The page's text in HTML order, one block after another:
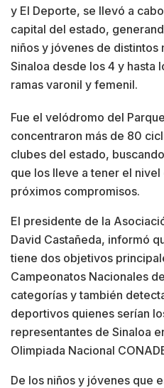
y El Deporte, se llevó a
capital del estado,
niños y jóvenes de
Sinaloa desde los 4 y hasta
ramas varonil y femenil.
Fue el velódromo del
concentraron más de 80
clubes del estado,
que los lleve a tener el
próximos compromisos.
El presidente de la
David Castañeda, informó
tiene dos objetivos
Campeonatos Nacionales
categorías y también
deportivos quienes serían
representantes de Sinaloa
Olimpiada Nacional
De los niños y jóvenes que